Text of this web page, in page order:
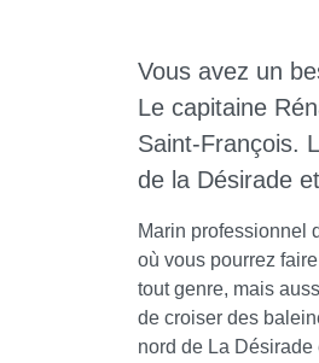
Vous avez un
Le capitaine
Saint-François.
de la Désirade
Marin professionnel
où vous pourrez
tout genre, mais
de croiser des
nord de La